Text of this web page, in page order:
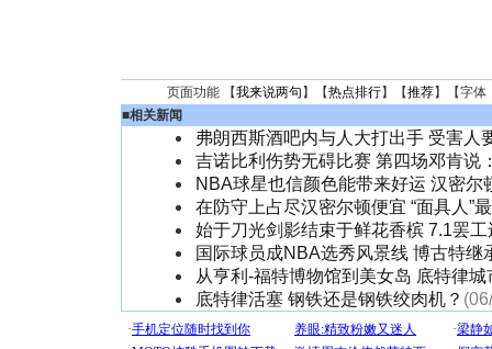
页面功能 【我来说两句 】【热点排行】【推荐】【字体
■相关新闻
弗朗西斯酒吧内与人大打出手 受害人
吉诺比利伤势无碍比赛 第四场邓肯说
NBA球星也信颜色能带来好运 汉密尔
在防守上占尽汉密尔顿便宜 “面具人”
始于刀光剑影结束于鲜花香槟 7.1罢
国际球员成NBA选秀风景线 博古特继
从亨利-福特博物馆到美女岛 底特律城
底特律活塞 钢铁还是钢铁绞肉机？